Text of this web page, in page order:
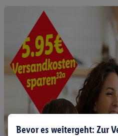
Bevor es weitergeht: Zur